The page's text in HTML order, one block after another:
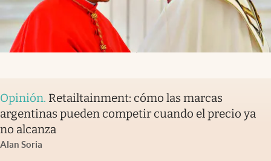
Opinión. Retailtainment: cómo las marcas
argentinas pueden competir cuando el precio ya
no alcanza
Alan Soria